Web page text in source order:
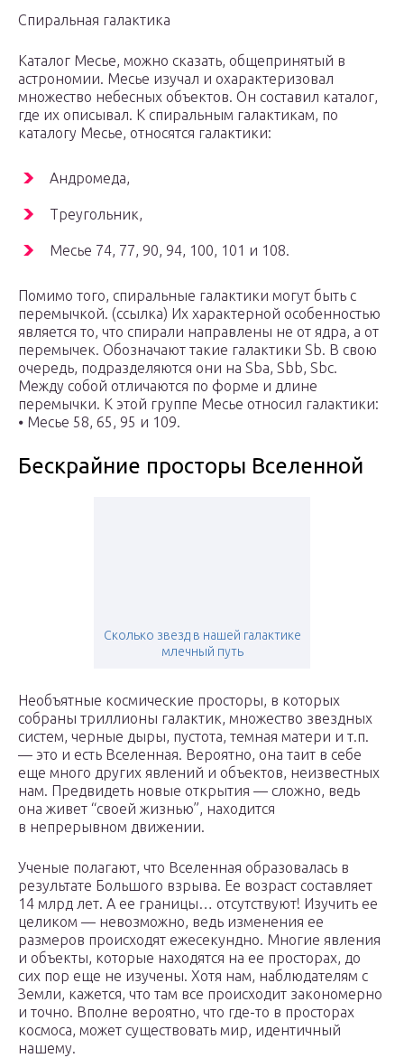
Спиральная галактика
Каталог Месье, можно сказать, общепринятый в
астрономии. Месье изучал и охарактеризовал
множество небесных объектов. Он составил каталог,
где их описывал. К спиральным галактикам, по
каталогу Месье, относятся галактики:
Андромеда,
Треугольник,
Месье 74, 77, 90, 94, 100, 101 и 108.
Помимо того, спиральные галактики могут быть с
перемычкой. (ссылка) Их характерной особенностью
является то, что спирали направлены не от ядра, а от
перемычек. Обозначают такие галактики Sb. В свою
очередь, подразделяются они на Sba, Sbb, Sbc.
Между собой отличаются по форме и длине
перемычки. К этой группе Месье относил галактики:
⦁ Месье 58, 65, 95 и 109.
Бескрайние просторы Вселенной
Сколько звезд в нашей галактике
млечный путь
Необъятные космические просторы, в которых
собраны триллионы галактик, множество звездных
систем, черные дыры, пустота, темная матери и т.п.
— это и есть Вселенная. Вероятно, она таит в себе
еще много других явлений и объектов, неизвестных
нам. Предвидеть новые открытия — сложно, ведь
она живет “своей жизнью”, находится
в непрерывном движении.
Ученые полагают, что Вселенная образовалась в
результате Большого взрыва. Ее возраст составляет
14 млрд лет. А ее границы… отсутствуют! Изучить ее
целиком — невозможно, ведь изменения ее
размеров происходят ежесекундно. Многие явления
и объекты, которые находятся на ее просторах, до
сих пор еще не изучены. Хотя нам, наблюдателям с
Земли, кажется, что там все происходит закономерно
и точно. Вполне вероятно, что где-то в просторах
космоса, может существовать мир, идентичный
нашему.